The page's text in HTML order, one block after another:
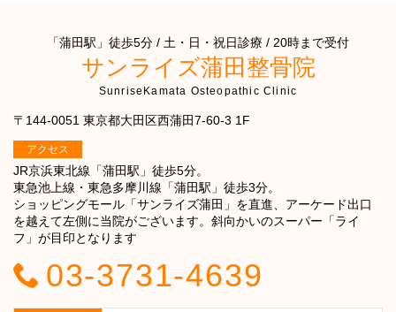
「蒲田駅」徒歩5分 / 土・日・祝日診療 / 20時まで受付
サンライズ蒲田整骨院
SunriseKamata Osteopathic Clinic
〒144-0051 東京都大田区西蒲田7-60-3 1F
アクセス
JR京浜東北線「蒲田駅」徒歩5分。
東急池上線・東急多摩川線「蒲田駅」徒歩3分。
ショッピングモール「サンライズ蒲田」を直進、アーケード出口
を越えて左側に当院がございます。斜向かいのスーパー「ライ
フ」が目印となります
03-3731-4639